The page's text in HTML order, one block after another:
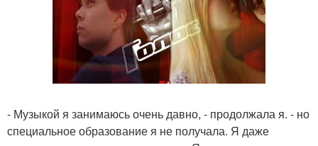
- Музыкой я занимаюсь очень давно, - продолжала я. - но
специальное образование я не получала. Я даже